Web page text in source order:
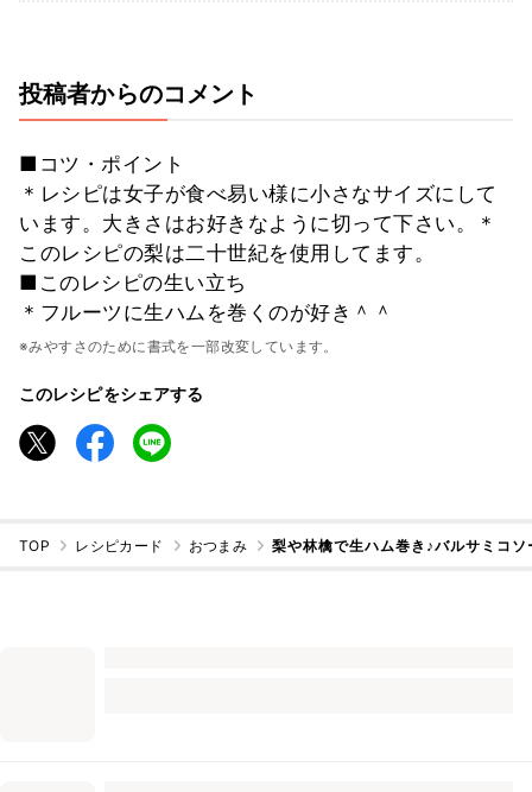
投稿者からのコメント
■コツ・ポイント
＊レシピは女子が食べ易い様に小さなサイズにして
います。大きさはお好きなように切って下さい。＊
このレシピの梨は二十世紀を使用してます。
■このレシピの生い立ち
＊フルーツに生ハムを巻くのが好き＾＾
※みやすさのために書式を一部改変しています。
このレシピをシェアする
TOP レシピカード おつまみ 梨や林檎で生ハム巻き♪バルサミコソ